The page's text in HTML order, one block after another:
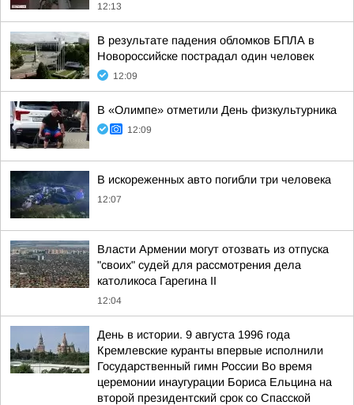
12:13
В результате падения обломков БПЛА в
Новороссийске пострадал один человек
12:09
В «Олимпе» отметили День физкультурника
12:09
В искореженных авто погибли три человека
12:07
Власти Армении могут отозвать из отпуска
"своих" судей для рассмотрения дела
католикоса Гарегина II
12:04
День в истории. 9 августа 1996 года
Кремлевские куранты впервые исполнили
Государственный гимн России Во время
церемонии инаугурации Бориса Ельцина на
второй президентский срок со Спасской